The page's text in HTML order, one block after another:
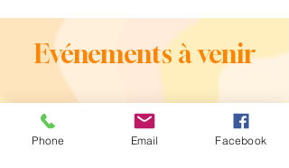
Evénements à venir
Phone Email Facebook